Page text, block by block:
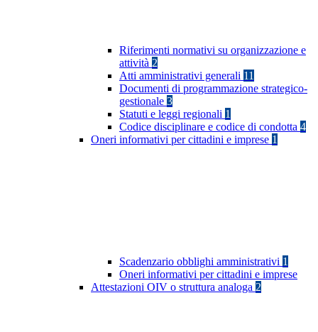
Riferimenti normativi su organizzazione e
attività 2
Atti amministrativi generali 11
Documenti di programmazione strategico-
gestionale 3
Statuti e leggi regionali 1
Codice disciplinare e codice di condotta 4
Oneri informativi per cittadini e imprese 1
Scadenzario obblighi amministrativi 1
Oneri informativi per cittadini e imprese
Attestazioni OIV o struttura analoga 2